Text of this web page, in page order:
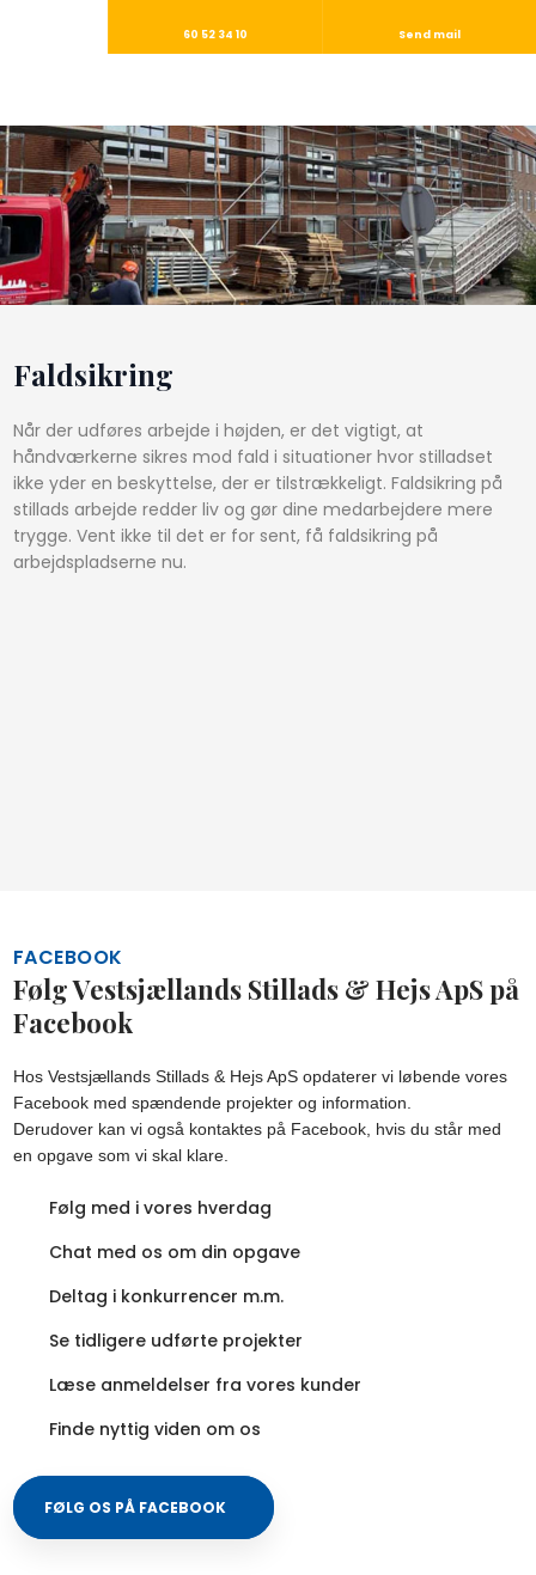
60 52 34 10 Send mail
Faldsikring
Når der udføres arbejde i højden, er det vigtigt, at
håndværkerne sikres mod fald i situationer hvor stilladset
ikke yder en beskyttelse, der er tilstrækkeligt. Faldsikring på
stillads arbejde redder liv og gør dine medarbejdere mere
trygge. Vent ikke til det er for sent, få faldsikring på
arbejdspladserne nu.
FACEBOOK
Følg Vestsjællands Stillads & Hejs ApS på
Facebook
Hos Vestsjællands Stillads & Hejs ApS opdaterer vi løbende vores
Facebook med spændende projekter og information.
Derudover kan vi også kontaktes på Facebook, hvis du står med
en opgave som vi skal klare.
Følg med i vores hverdag
Chat med os om din opgave
Deltag i konkurrencer m.m.
Se tidligere udførte projekter
Læse anmeldelser fra vores kunder
Finde nyttig viden om os
​FØLG OS PÅ FACEBOOK